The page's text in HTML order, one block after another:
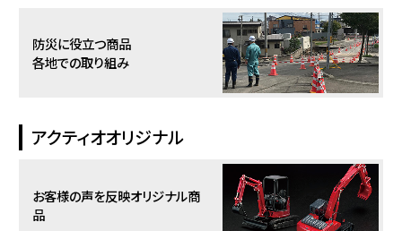
防災に役立つ商品
各地での取り組み
アクティオオリジナル
お客様の声を反映オリジナル商
品